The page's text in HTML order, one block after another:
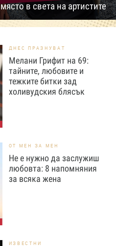
в света на артистите
ДНЕС ПРАЗНУВАТ
Мелани Грифит на 69:
тайните, любовите и
тежките битки зад
холивудския блясък
ОТ МЕН ЗА МЕН
Не е нужно да заслужиш
любовта: 8 напомняния
за всяка жена
ИЗВЕСТНИ